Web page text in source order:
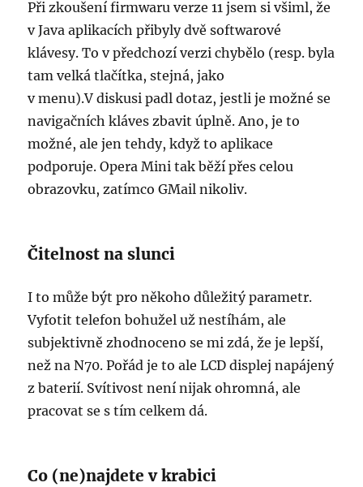
Při zkoušení firmwaru verze 11 jsem si všiml, že
v Java aplikacích přibyly dvě softwarové
klávesy. To v předchozí verzi chybělo (resp. byla
tam velká tlačítka, stejná, jako
v menu).V diskusi padl dotaz, jestli je možné se
navigačních kláves zbavit úplně. Ano, je to
možné, ale jen tehdy, když to aplikace
podporuje. Opera Mini tak běží přes celou
obrazovku, zatímco GMail nikoliv.
Čitelnost na slunci
I to může být pro někoho důležitý parametr.
Vyfotit telefon bohužel už nestíhám, ale
subjektivně zhodnoceno se mi zdá, že je lepší,
než na N70. Pořád je to ale LCD displej napájený
z baterií. Svítivost není nijak ohromná, ale
pracovat se s tím celkem dá.
Co (ne)najdete v krabici